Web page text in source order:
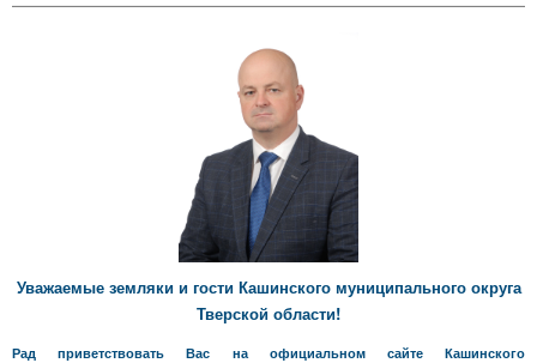
Уважаемые земляки и гости Кашинского муниципального округа
Тверской области!
Рад приветствовать Вас на официальном сайте Кашинского